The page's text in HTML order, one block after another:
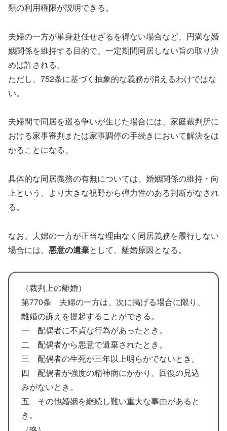
類の利用権限が説明できる。
夫婦の一方が単身赴任せざるを得ない場合など、円満な婚
姻関係を維持する目的で、一定期間同居しない旨の取り決
めは許される。
ただし、752条に基づく抽象的な義務が消えるわけではな
い。
夫婦間で同居を巡る争いが生じた場合には、家庭裁判所に
おける家事審判または家事調停の手続きにおいて解決をは
かることになる。
具体的な同居義務の有無については、婚姻関係の維持・向
上という、より大きな視野から弾力性のある判断がなされ
る。
なお、夫婦の一方が正当な理由なく同居義務を履行しない
場合には、 悪意の遺棄として、離婚原因となる。
（裁判上の離婚）
第770条 夫婦の一方は、次に掲げる場合に限り、
離婚の訴えを提起することができる。
一 配偶者に不貞な行為があったとき。
二 配偶者から悪意で遺棄されたとき。
三 配偶者の生死が三年以上明らかでないとき。
四 配偶者が強度の精神病にかかり、回復の見込
みがないとき。
五 その他婚姻を継続し難い重大な事由があると
き。